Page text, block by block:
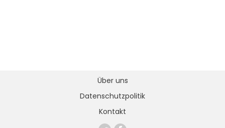
Über uns
Datenschutzpolitik
Kontakt